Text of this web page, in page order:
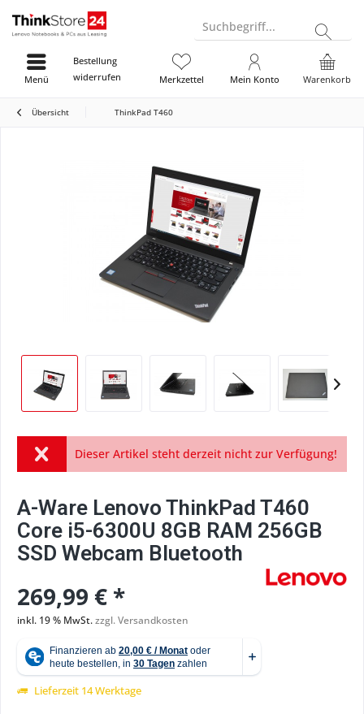
Suchbegriff...
Bestellung
widerrufen
Warenkorb
Merkzettel Mein Konto
Menü
Übersicht ThinkPad T460
Dieser Artikel steht derzeit nicht zur Verfügung!
A-Ware Lenovo ThinkPad T460
Core i5-6300U 8GB RAM 256GB
SSD Webcam Bluetooth
269,99 € *
inkl. 19 % MwSt.zzgl. Versandkosten
Lieferzeit 14 Werktage